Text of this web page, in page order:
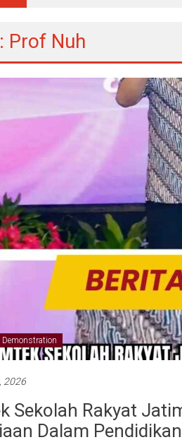
Prof Nuh
Demonstration
2026
Sekolah Rakyat
Dalam Pendidikan